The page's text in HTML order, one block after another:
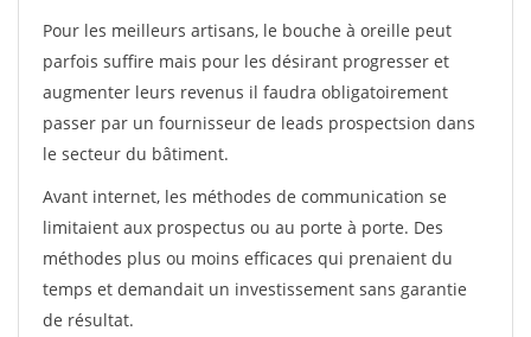
Pour les meilleurs artisans, le bouche à oreille peut
parfois suffire mais pour les désirant progresser et
augmenter leurs revenus il faudra obligatoirement
passer par un fournisseur de leads prospectsion dans
le secteur du bâtiment.
Avant internet, les méthodes de communication se
limitaient aux prospectus ou au porte à porte. Des
méthodes plus ou moins efficaces qui prenaient du
temps et demandait un investissement sans garantie
de résultat.